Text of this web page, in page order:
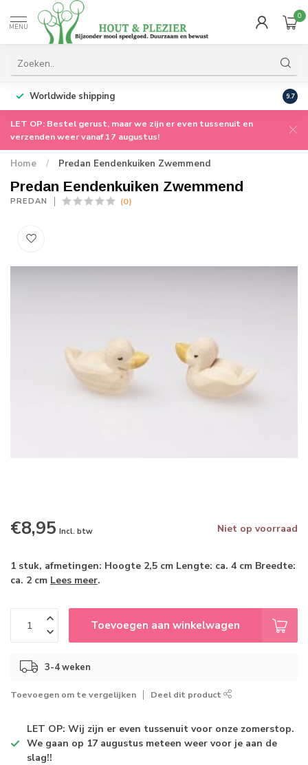
MENU
0
Worldwide shipping 9.7
LET OP: Bestel gerust, maar we zijn er even tussenuit en
verzenden weer vanaf 17 augustus!
Home / Predan Eendenkuiken Zwemmend
Predan Eendenkuiken Zwemmend
PREDAN (0)
€8,95 Incl. btw Niet op voorraad
1 stuk, afmetingen: Hoogte 2,5 cm Lengte: ca. 4 cm Breedte:
ca. 2 cm Lees meer.
Toevoegen aan winkelwagen
3-4 weken
Toevoegen om te vergelijken Deel dit product
LET OP: Wij zijn er even tussenuit voor onze zomerstop.
We gaan op 17 augustus meteen weer voor je aan de
slag!!